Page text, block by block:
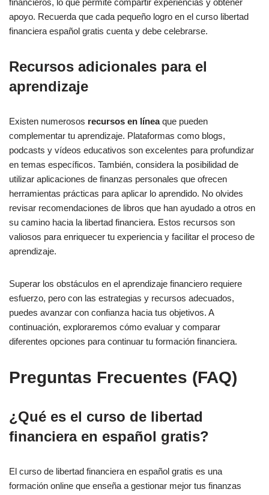
apoyo. Recuerda que cada pequeño logro en el curso libertad
financiera español gratis cuenta y debe celebrarse.
Recursos adicionales para el
aprendizaje
Existen numerosos recursos en líneaque pueden
complementar tu aprendizaje. Plataformas como blogs,
podcasts y vídeos educativos son excelentes para profundizar
en temas específicos. También, considera la posibilidad de
utilizar aplicaciones de finanzas personales que ofrecen
herramientas prácticas para aplicar lo aprendido. No olvides
revisar recomendaciones de libros que han ayudado a otros en
su camino hacia la libertad financiera. Estos recursos son
valiosos para enriquecer tu experiencia y facilitar el proceso de
aprendizaje.
Superar los obstáculos en el aprendizaje financiero requiere
esfuerzo, pero con las estrategias y recursos adecuados,
puedes avanzar con confianza hacia tus objetivos. A
continuación, exploraremos cómo evaluar y comparar
diferentes opciones para continuar tu formación financiera.
Preguntas Frecuentes (FAQ)
¿Qué es el curso de libertad
financiera en español gratis?
El curso de libertad financiera en español gratis es una
formación online que enseña a gestionar mejor tus finanzas